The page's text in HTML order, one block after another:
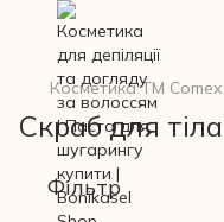
Косметика ТМ Comex
Скраб для тіла
Фільтр